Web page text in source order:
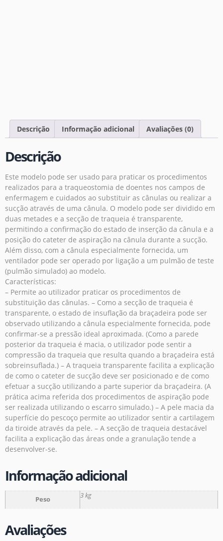
Descrição Informação adicional Avaliações (0)
Descrição
Este modelo pode ser usado para praticar os procedimentos
realizados para a traqueostomia de doentes nos campos de
enfermagem e cuidados ao substituir as cânulas ou realizar a
sucção através de uma cânula. O modelo pode ser dividido em
duas metades e a secção de traqueia é transparente,
permitindo a confirmação do estado de inserção da cânula e a
posição do cateter de aspiração na cânula durante a sucção.
Além disso, com a cânula especialmente fornecida, um
ventilador pode ser operado por ligação a um pulmão de teste
(pulmão simulado) ao modelo.
Características:
– Permite ao utilizador praticar os procedimentos de
substituição das cânulas. – Como a secção de traqueia é
transparente, o estado de insuflação da braçadeira pode ser
observado utilizando a cânula especialmente fornecida, pode
confirmar-se a pressão ideal aproximada. (Como a parede
posterior da traqueia é macia, o utilizador pode sentir a
compressão da traqueia que resulta quando a braçadeira está
sobreinsuflada.) – A traqueia transparente facilita a explicação
de como o cateter de sucção deve ser posicionado e de como
efetuar a sucção utilizando a parte superior da braçadeira. (A
prática acima referida dos procedimentos de aspiração pode
ser realizada utilizando o escarro simulado.) – A pele macia da
superfície do pescoço permite ao utilizador sentir a cartilagem
da tiroide através da pele. – A secção de traqueia destacável
facilita a explicação das áreas onde a granulação tende a
desenvolver-se.
Informação adicional
Peso 3 kg
Avaliações